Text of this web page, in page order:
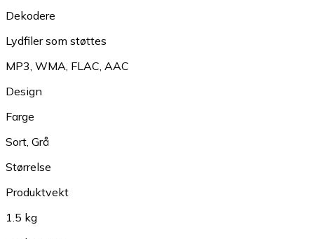
Dekodere
Lydfiler som støttes
MP3, WMA, FLAC, AAC
Design
Farge
Sort, Grå
Størrelse
Produktvekt
1.5 kg